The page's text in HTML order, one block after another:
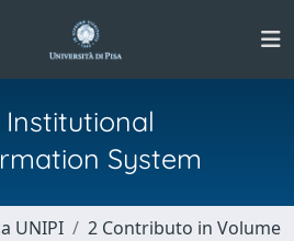
Institutional
System
UNIPI
2 Contributo in Volume